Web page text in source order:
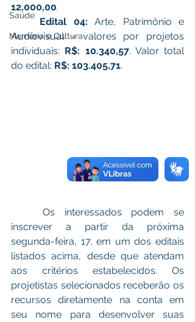
Saúde
Memória e Cultura
12,000,00.
	Edital 04:
Arte, Patrimônio e
Audiovisual - valores por projetos
individuais: R$: 10.340,57. Valor total
do edital: R$: 103.405,71.
inscrever a partir da próxima
segunda-feira, 17, em um dos editais
listados acima, desde que atendam
aos critérios estabelecidos. Os
projetistas selecionados receberão os
recursos diretamente na conta em
seu nome para desenvolver suas